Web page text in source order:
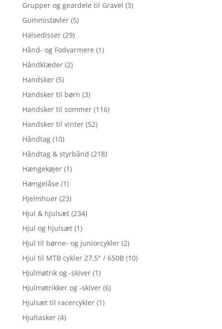
Grupper og geardele til Gravel (3)
Gummistøvler (5)
Halsedisser (29)
Hånd- og Fodvarmere (1)
Håndklæder (2)
Handsker (5)
Handsker til børn (3)
Handsker til sommer (116)
Handsker til vinter (52)
Håndtag (10)
Håndtag & styrbånd (218)
Hængekøjer (1)
Hængelåse (1)
Hjelmhuer (23)
Hjul & hjulsæt (234)
Hjul og hjulsæt (1)
Hjul til børne- og juniorcykler (2)
Hjul til MTB cykler 27,5" / 650B (10)
Hjulmøtrik og -skiver (1)
Hjulmøtrikker og -skiver (6)
Hjulsæt til racercykler (1)
Hjultasker (4)